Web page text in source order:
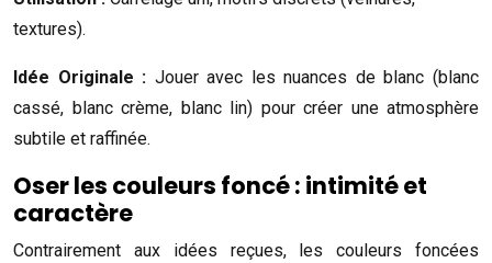
textures).
Idée Originale : Jouer avec les nuances de blanc (blanc
cassé, blanc crème, blanc lin) pour créer une atmosphère
subtile et raffinée.
Oser les couleurs foncé : intimité et
caractère
Contrairement aux idées reçues, les couleurs foncées